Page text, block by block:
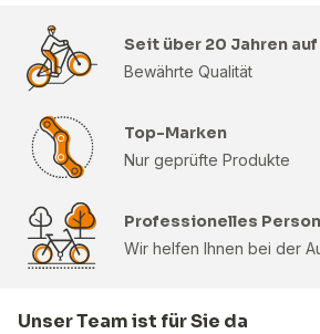
Seit über 20 Jahren
Bewährte Qualität
Top-Marken
Nur geprüfte Produkte
Professionelles
Wir helfen Ihnen bei der
Unser Team ist für Sie da